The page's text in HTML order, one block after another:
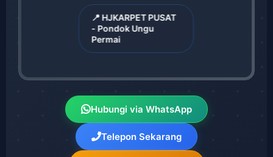
📍 HJKARPET PUSAT
- Pondok Ungu
Permai
Hubungi via WhatsApp
Telepon Sekarang